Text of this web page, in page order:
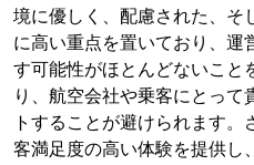
境に優しく、配慮された、そ
に高い重点を置いており、運
す可能性がほとんどないこと
り、航空会社や乗客にとっ
トすることが避けられます
客満足度の高い体験を提供し